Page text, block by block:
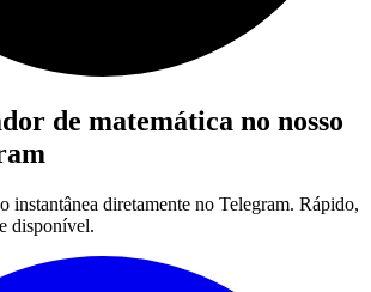
de matemática no nosso
instantânea diretamente no Telegram. Rápido,
disponível.